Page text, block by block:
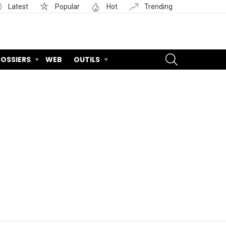
Latest Popular Hot Trending
WEB OUTILS